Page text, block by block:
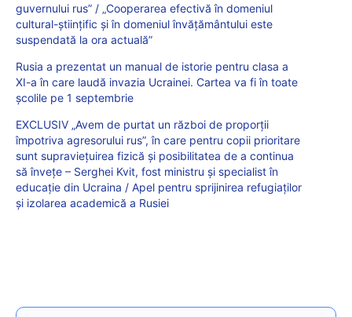
guvernului rus” / „Cooperarea efectivă în domeniul
cultural-științific și în domeniul învățământului este
suspendată la ora actuală”
Rusia a prezentat un manual de istorie pentru clasa a
XI-a în care laudă invazia Ucrainei. Cartea va fi în toate
școlile pe 1 septembrie
EXCLUSIV „Avem de purtat un război de proporții
împotriva agresorului rus”, în care pentru copii prioritare
sunt supraviețuirea fizică și posibilitatea de a continua
să învețe – Serghei Kvit, fost ministru și specialist în
educație din Ucraina / Apel pentru sprijinirea refugiaților
și izolarea academică a Rusiei